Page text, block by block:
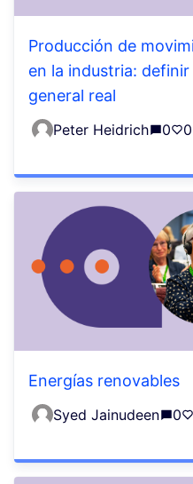
Producción de
en la industria:
general real
Peter Heidrich 0 0
Energías renovables
Syed Jainudeen 0